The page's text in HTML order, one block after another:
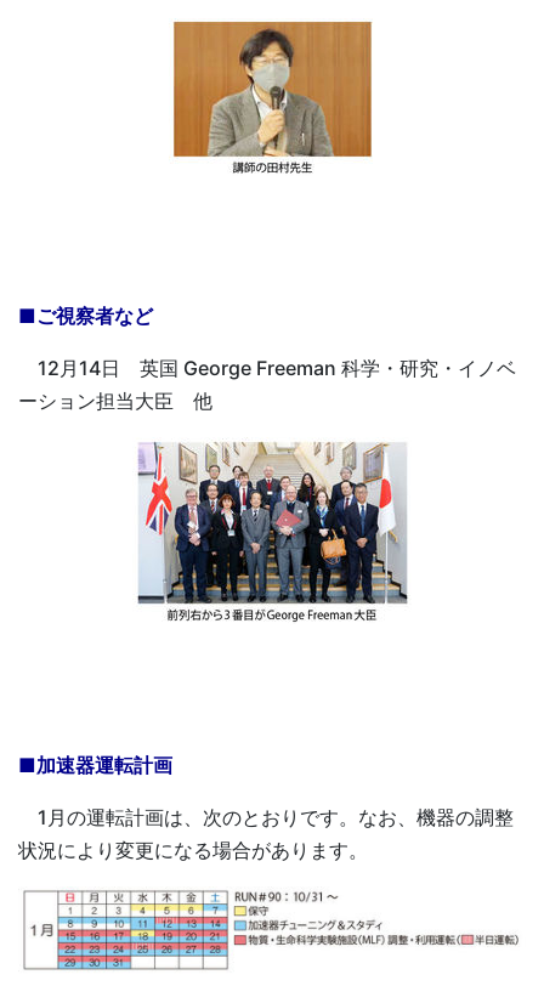
■ご視察者など
12月14日 英国 George Freeman 科学・研究・イノベ
ーション担当大臣 他
■加速器運転計画
1月の運転計画は、次のとおりです。なお、機器の調整
状況により変更になる場合があります。